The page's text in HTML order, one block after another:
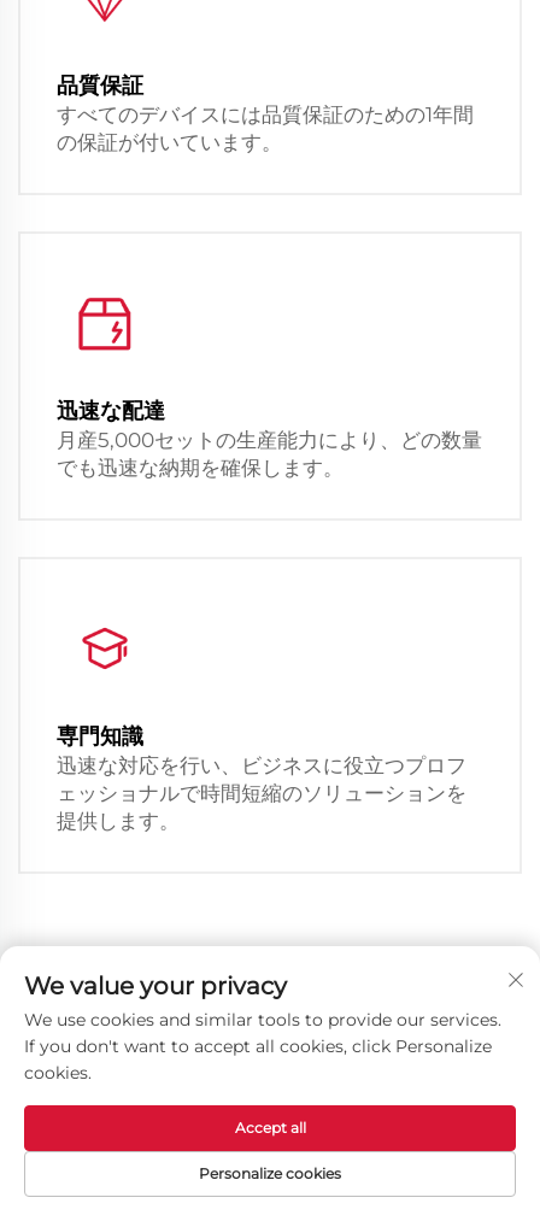
品質保証
すべてのデバイスには品質保証のための1年間
の保証が付いています。
迅速な配達
月産5,000セットの生産能力により、どの数量
でも迅速な納期を確保します。
専門知識
迅速な対応を行い、ビジネスに役立つプロフ
ェッショナルで時間短縮のソリューションを
提供します。
電話番号：
+86-19388919457
+1-840 284 1651
We value your privacy
We use cookies and similar tools to provide our services.
If you don't want to accept all cookies, click Personalize
cookies.
Personalize cookies
Accept all